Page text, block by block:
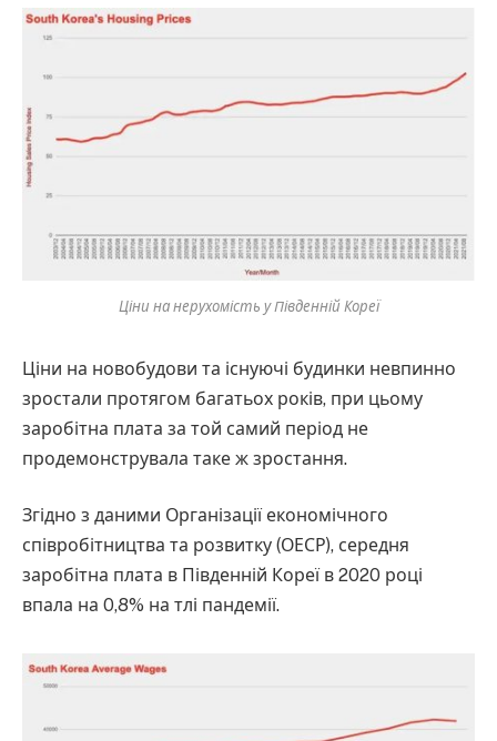
Ціни на нерухомість у Південній Кореї
Ціни на новобудови та існуючі будинки невпинно
зростали протягом багатьох років, при цьому
заробітна плата за той самий період не
продемонструвала таке ж зростання.
Згідно з даними Організації економічного
співробітництва та розвитку (ОЕСР), середня
заробітна плата в Південній Кореї в 2020 році
впала на 0,8% на тлі пандемії.